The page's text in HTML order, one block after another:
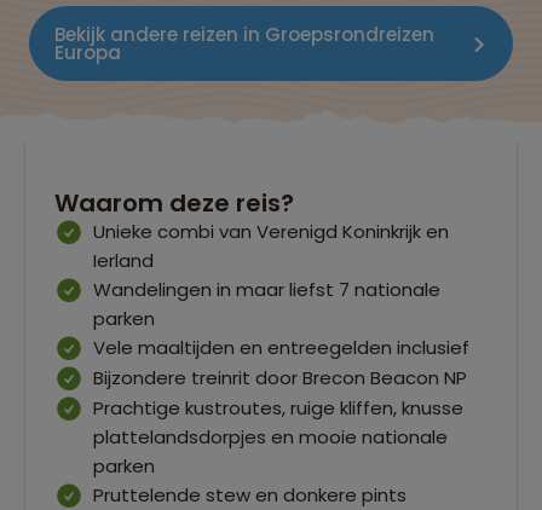
Bekijk andere reizen in Groepsrondreizen
Europa
Waarom deze reis?
Unieke combi van Verenigd Koninkrijk en
Ierland
Wandelingen in maar liefst 7 nationale
parken
Vele maaltijden en entreegelden inclusief
Bijzondere treinrit door Brecon Beacon NP
Prachtige kustroutes, ruige kliffen, knusse
plattelandsdorpjes en mooie nationale
parken
Pruttelende stew en donkere pints